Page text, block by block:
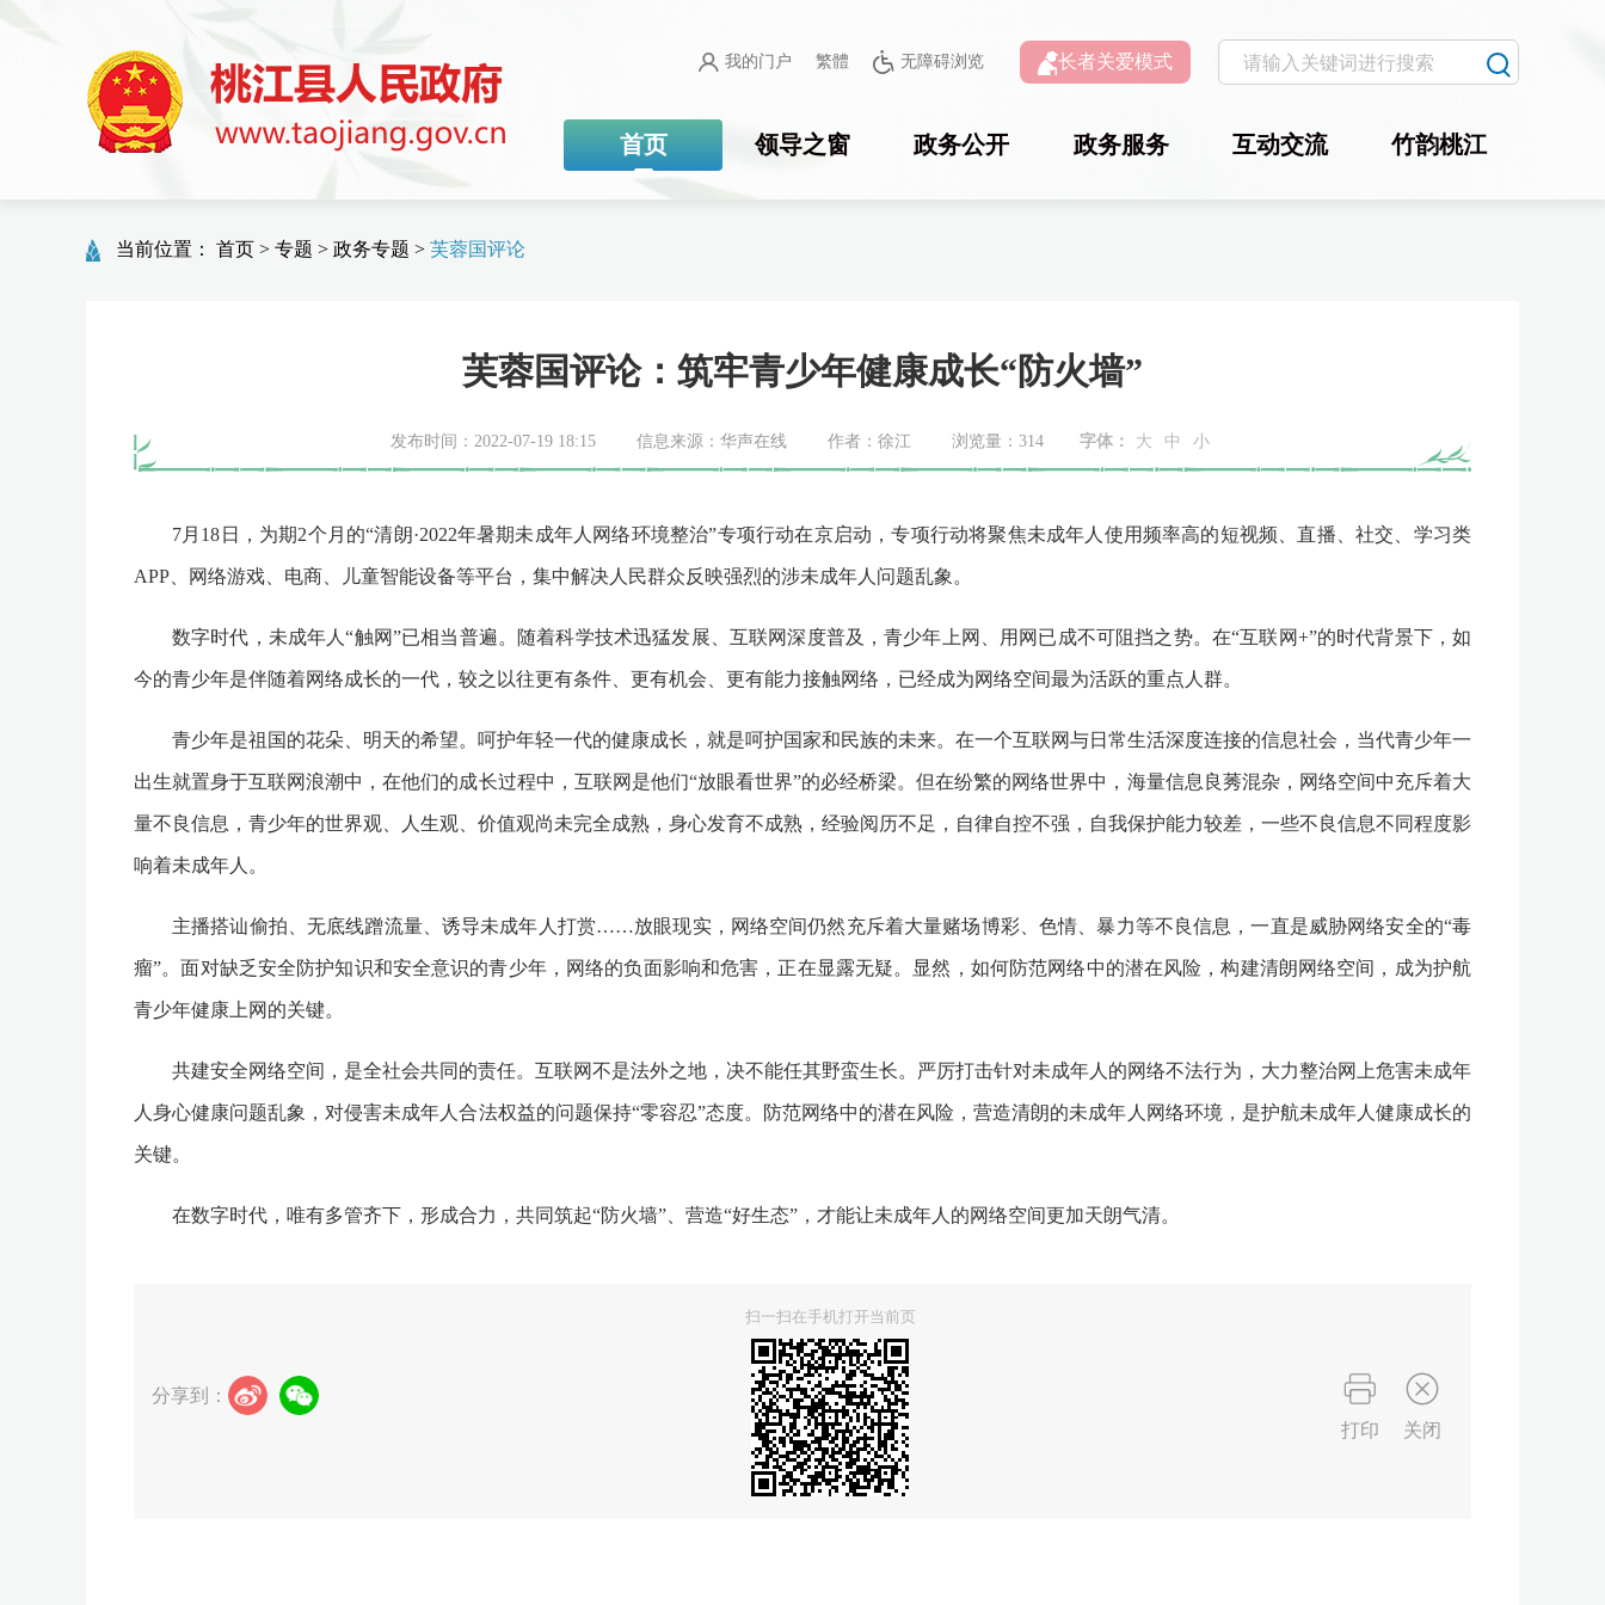
我的门户 繁體 无障碍浏览 长者关爱模式
首页 领导之窗 政务公开 政务服务 互动交流 竹韵桃江
当前位置： 首页 > 专题 > 政务专题 > 芙蓉国评论
芙蓉国评论：筑牢青少年健康成长“防火墙”
发布时间：2022-07-19 18:15 信息来源：华声在线 作者：徐江 浏览量： 314 字体： 大 中 小
7月18日，为期2个月的“清朗·2022年暑期未成年人网络环境整治”专项行动在京启动，专项行动将聚焦未成年人使用频率高的短视频、直播、社交、学习类
APP、网络游戏、电商、儿童智能设备等平台，集中解决人民群众反映强烈的涉未成年人问题乱象。
数字时代，未成年人“触网”已相当普遍。随着科学技术迅猛发展、互联网深度普及，青少年上网、用网已成不可阻挡之势。在“互联网+”的时代背景下，如
今的青少年是伴随着网络成长的一代，较之以往更有条件、更有机会、更有能力接触网络，已经成为网络空间最为活跃的重点人群。
青少年是祖国的花朵、明天的希望。呵护年轻一代的健康成长，就是呵护国家和民族的未来。在一个互联网与日常生活深度连接的信息社会，当代青少年一
出生就置身于互联网浪潮中，在他们的成长过程中，互联网是他们“放眼看世界”的必经桥梁。但在纷繁的网络世界中，海量信息良莠混杂，网络空间中充斥着大
量不良信息，青少年的世界观、人生观、价值观尚未完全成熟，身心发育不成熟，经验阅历不足，自律自控不强，自我保护能力较差，一些不良信息不同程度影
响着未成年人。
主播搭讪偷拍、无底线蹭流量、诱导未成年人打赏……放眼现实，网络空间仍然充斥着大量赌场博彩、色情、暴力等不良信息，一直是威胁网络安全的“毒
瘤”。面对缺乏安全防护知识和安全意识的青少年，网络的负面影响和危害，正在显露无疑。显然，如何防范网络中的潜在风险，构建清朗网络空间，成为护航
青少年健康上网的关键。
共建安全网络空间，是全社会共同的责任。互联网不是法外之地，决不能任其野蛮生长。严厉打击针对未成年人的网络不法行为，大力整治网上危害未成年
人身心健康问题乱象，对侵害未成年人合法权益的问题保持“零容忍”态度。防范网络中的潜在风险，营造清朗的未成年人网络环境，是护航未成年人健康成长的
关键。
在数字时代，唯有多管齐下，形成合力，共同筑起“防火墙”、营造“好生态”，才能让未成年人的网络空间更加天朗气清。
分享到：
扫一扫在手机打开当前页
打印 关闭